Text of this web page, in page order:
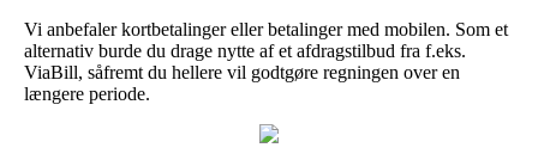
Vi anbefaler kortbetalinger eller betalinger med mobilen. Som et
alternativ burde du drage nytte af et afdragstilbud fra f.eks.
ViaBill, såfremt du hellere vil godtgøre regningen over en
længere periode.